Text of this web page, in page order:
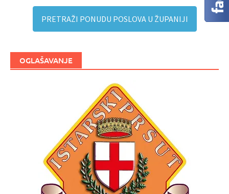
PRETRAŽI PONUDU POSLOVA U ŽUPANIJI
OGLAŠAVANJE